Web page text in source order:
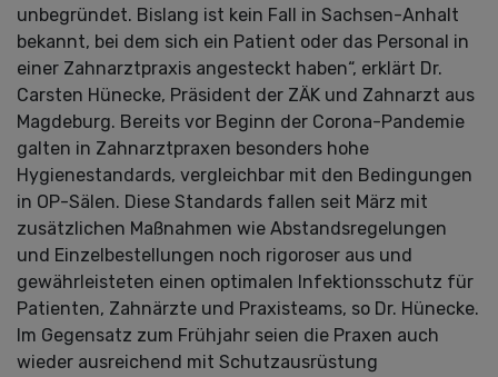
unbegründet. Bislang ist kein Fall in Sachsen-Anhalt
bekannt, bei dem sich ein Patient oder das Personal in
einer Zahnarztpraxis angesteckt haben“, erklärt Dr.
Carsten Hünecke, Präsident der ZÄK und Zahnarzt aus
Magdeburg. Bereits vor Beginn der Corona-Pandemie
galten in Zahnarztpraxen besonders hohe
Hygienestandards, vergleichbar mit den Bedingungen
in OP-Sälen. Diese Standards fallen seit März mit
zusätzlichen Maßnahmen wie Abstandsregelungen
und Einzelbestellungen noch rigoroser aus und
gewährleisteten einen optimalen Infektionsschutz für
Patienten, Zahnärzte und Praxisteams, so Dr. Hünecke.
Im Gegensatz zum Frühjahr seien die Praxen auch
wieder ausreichend mit Schutzausrüstung